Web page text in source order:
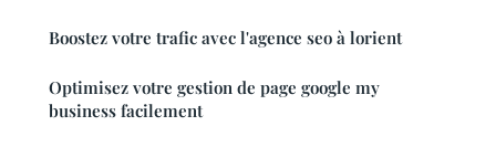
Boostez votre trafic avec l'agence seo à lorient
Optimisez votre gestion de page google my
business facilement